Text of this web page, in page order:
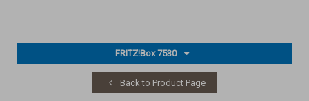
FRITZ!Box 7530
Back to Product Page